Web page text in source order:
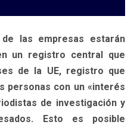
las empresas estarán
un registro central que
de la UE, registro que
personas con un «interés
de investigación y
Esto es posible